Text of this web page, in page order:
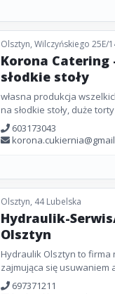
Olsztyn, Wilczyńskiego 25E/
Korona Catering
słodkie stoły
własna produkcja
na słodkie stoły, duże
serwis kawowy, fontanna
naczynia...
603173043
Olsztyn, 44 Lubelska
Hydraulik-
Olsztyn
Hydraulik Olsztyn to firma
zajmująca się usuwaniem
hydraulicznych i naprawą
697371211